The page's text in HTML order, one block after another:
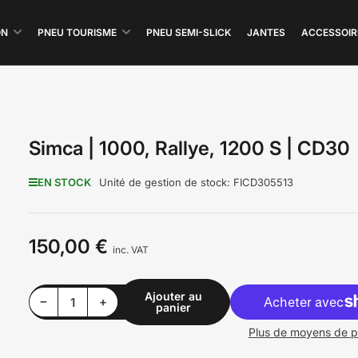
PNEU TOURISME PNEU SEMI-SLICK JANTES
Simca | 1000, Rallye, 1200 S | CD30
EN STOCK Unité de gestion de stock: FICD305513
Prix
150,00 € inc. VAT
−Diminuer la quantité pour Simca | 1000, Rallye, 1200 S | CD30
Quantité +Augmenter la quantité pour Simca | 1000, Rallye, 1200 S | CD30
Ajouter au
panier
Plus de moyens de